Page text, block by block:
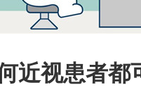
近视患者都